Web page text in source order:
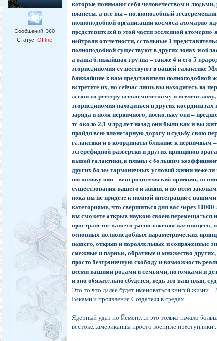
Сообщений:360
Статус:Offline
которые понимают себя человечеством и людьми,
планеты, а все вы – полноподобный
полноподобной организации космоса атомарно-
представителей в этой части вселенной
нейтрали отсчетности, остальные 3
полноподобной существуют в других зонах и
а ваша ближайшая группа – также 4 и его 5
эгорисдиномия существуют в вашей галактике
ближайшие к вам представители полноподобной
встретите их, но сейчас лишь вы находитесь на
жизни по реестру всекосмическому и
эгорисдиномия находиться в других координатах
заряда и поля первичного, поскольку они –
то около 2,1 млрд.лет назад они были как и вы
пройдя всю планетарную дорогу и судьбу свою
галактики и в координаты ближние к первичным
эсгерефидной развертки и других принципов
вашей галактики, в планы с большим
других более гармоничных условий жизни
поскольку они –ваш родительский принцип, то
существования вашего и жизни, и по всем
пока вы не придете к полной интеграции с
категориями, что свершиться для вас через 10000
вы сможете открыв наукою своею перемещаться
пространстве вашего расположения настоящего,
основных полноподобных параметрических
нашего, открыв и параллельные и сопряженные
смежные и парные, обратные и множество других,
просто безграничную свободу и возможность
всеми вашими родами и семьями, потомками и
и оно обязательно сбудется, ведь это ваш план,
Это то что далее будет именоваться книгой
Веками и проявления Создателя в средах....
Ядерный удар по Йемену...и это только начало
востоке...американцы просто военные